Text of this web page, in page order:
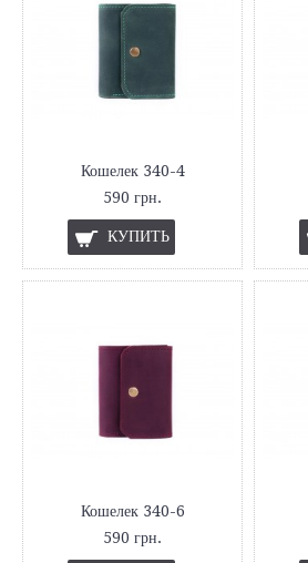
Кошелек 340-4
590 грн.
КУПИТЬ
Кошелек 340-6
590 грн.